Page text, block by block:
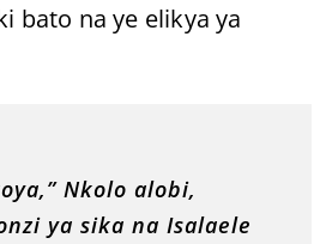
bato na ye elikya ya
Nkolo alobi,
ya sika na Isalaele